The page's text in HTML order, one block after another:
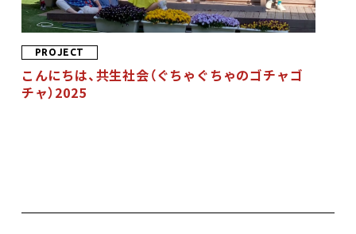
PROJECT
こんにちは、共生社会（ぐちゃぐちゃのゴチャゴ
チャ）2025